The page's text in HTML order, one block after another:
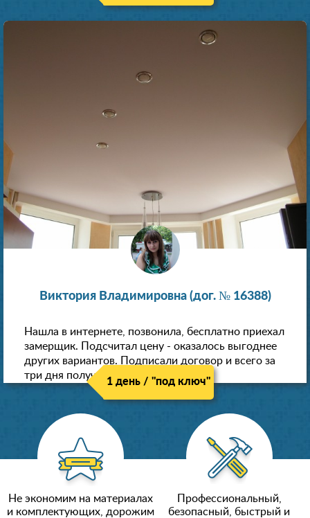
Виктория Владимировна (дог. № 16388)
Нашла в интернете, позвонила, бесплатно приехал
замерщик. Подсчитал цену - оказалось выгоднее
других вариантов. Подписали договор и всего за
три дня получили новые потолки!
1 день / "под ключ"
Не экономим на материалах
и комплектующих, дорожим
Профессиональный,
безопасный, быстрый и